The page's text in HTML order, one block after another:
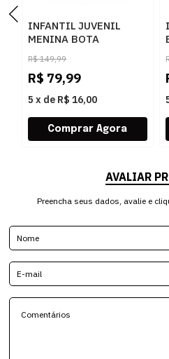
INFANTIL JUVENIL
MENINA BOTA
MOLEKINHA COUNTRY
218110931230
15745PRETO
R$ 149,99
R$ 79,99
5 x de R$ 16,00
AVALIAR
Preencha seus dados, avalie e